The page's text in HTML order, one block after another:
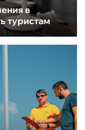
в
туристам